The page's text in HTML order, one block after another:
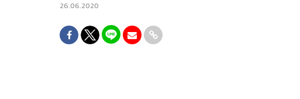
26.06.2020